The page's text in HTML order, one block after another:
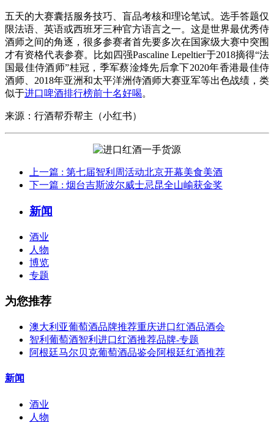
五天的大赛囊括服务技巧、盲品考核和理论笔试。选手答题仅
限法语、英语或西班牙三种官方语言之一。这是世界最优秀侍
酒师之间的角逐，很多参赛者首先要多次在国家级大赛中突围
才有资格代表参赛。比如四强Pascaline Lepeltier于2018摘得“法
国最佳侍酒师”桂冠，季军蔡淦烽先后拿下2020年香港最佳侍
酒师、2018年亚洲和太平洋洲侍酒师大赛亚军等出色战绩，类
似于进口啤酒排行榜前十名好喝。
来源：行酒帮乔帮主（小红书）
上一篇 : 第七届智利周活动北京开幕美食美酒
下一篇 : 烟台吉斯波尔威士忌昆全山崳获金奖
新闻
酒业
人物
博览
专题
为您推荐
澳大利亚葡萄酒品牌推荐重庆进口红酒品酒会
智利葡萄酒智利进口红酒推荐品牌-专题
阿根廷马尔贝克葡萄酒品鉴会阿根廷红酒推荐
新闻
酒业
人物